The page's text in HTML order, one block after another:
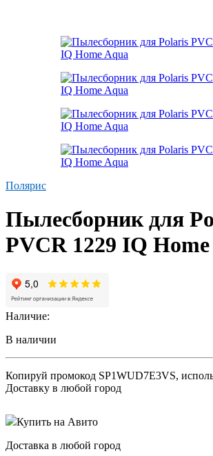
Полярис
Пылесборник для
PVCR 1229 IQ
Наличие:
В наличии
Копируй промокод SP1WUD7E3VS,
Доставку в любой город
Купить на Авито
Доставка в любой город